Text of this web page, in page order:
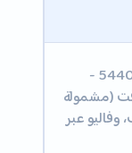
رقم الخدمة: 600 544060 -
(مشمولة
عبر